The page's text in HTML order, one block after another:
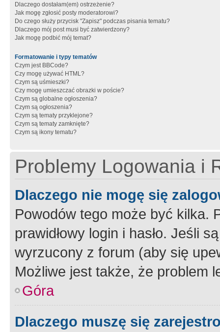
Dlaczego dostałam(em) ostrzeżenie?
Jak mogę zgłosić posty moderatorowi?
Do czego służy przycisk "Zapisz" podczas pisania tematu?
Dlaczego mój post musi być zatwierdzony?
Jak mogę podbić mój temat?
Formatowanie i typy tematów
Czym jest BBCode?
Czy mogę używać HTML?
Czym są uśmieszki?
Czy mogę umieszczać obrazki w poście?
Czym są globalne ogłoszenia?
Czym są ogłoszenia?
Czym są tematy przyklejone?
Czym są tematy zamknięte?
Czym są ikony tematu?
Problemy Logowania i
Dlaczego nie mogę się
Powodów tego może być kilka.
prawidłowy login i hasło. Jeśli
wyrzucony z forum (aby się
Możliwe jest także, że problem
Góra
Dlaczego muszę się